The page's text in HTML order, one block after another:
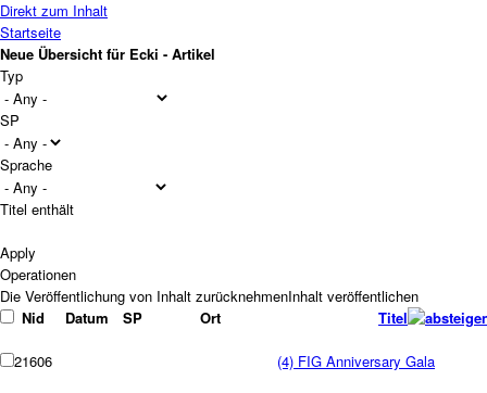
Direkt zum Inhalt
Startseite
Neue Übersicht für Ecki - Artikel
Typ
SP
Sprache
Titel enthält
Operationen
Nid Datum SP Ort Titel
21606 (4) FIG Anniversary Gala